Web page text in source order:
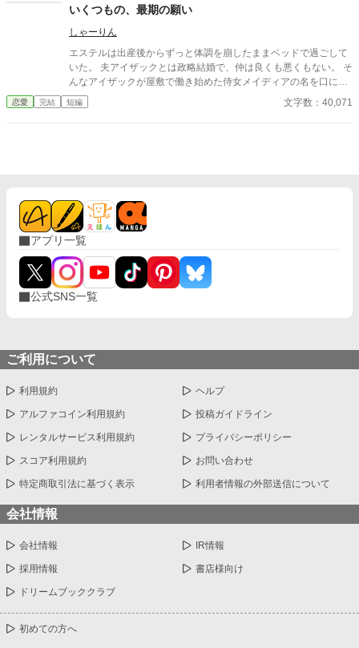
と理由を纏めてこいと言われ、それを見てアイリーンがどう判断
するかは１年後に決まると言われた。つまり１年間会えないとい
うこと。 絶望しながらも思い出しながら経緯を書き記すと疑問点
が浮かぶ。 なんでこんなことになったのかと原因を調べていくう
ちに自分たち夫婦に対する嫌がらせと離婚させることが目的だっ
たとわかるお話です。
いくつもの、最期の願い
しゃーりん
エステルは出産後からずっと体調を崩したままベッドで過ごして
いた。 夫アイザックとは政略結婚で、仲は良くも悪くもない。 そ
んなアイザックが屋敷で働き始めた侍女メイディアの名を口にし
て微笑んだ時、エステルは閃いた。 メイディアをアイザックの後
妻にしよう、と。 死期の迫ったエステルの願いにアイザックたち
恋愛 完結 短編 文字数：40,071
アプリ一覧
公式SNS一覧
ご利用について
利用規約 ヘルプ
アルファコイン利用規約 投稿ガイドライン
レンタルサービス利用規約 プライバシーポリシー
スコア利用規約 お問い合わせ
特定商取引法に基づく表示 利用者情報の外部送信について
会社情報
会社情報 IR情報
採用情報 書店様向け
ドリームブッククラブ
初めての方へ